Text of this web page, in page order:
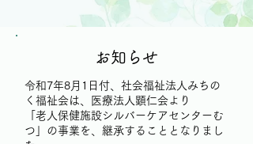
​お知らせ
令和7年8月1日付、社会福祉法人みちの
く福祉会は、医療法人顕仁会より
「老人保健施設シルバーケアセンターむ
つ」の事業を、継承することとなりまし